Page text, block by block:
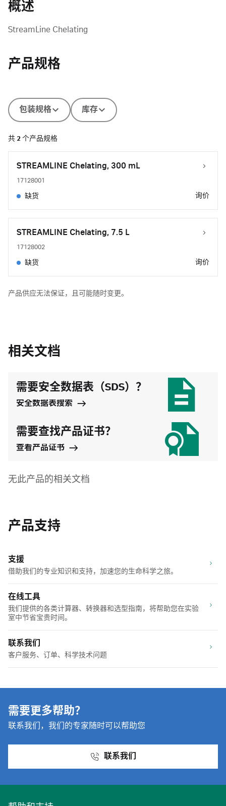
概述
StreamLine Chelating
产品规格
包装规格 库存
共 2 个产品规格
STREAMLINE Chelating, 300 mL
17128001
缺货 询价
STREAMLINE Chelating, 7.5 L
17128002
缺货 询价
产品供应无法保证，且可能随时变更。
相关文档
需要安全数据表（SDS）？
安全数据表搜索
需要查找产品证书？
查看产品证书
无此产品的相关文档
产品支持
支援
借助我们的专业知识和支持，加速您的生命科学之旅。
在线工具
我们提供的各类计算器、转换器和选型指南，将帮助您在实验
室中节省宝贵时间。
联系我们
客户服务、订单、科学技术问题
需要更多帮助？
联系我们，我们的专家随时可以帮助您
联系我们